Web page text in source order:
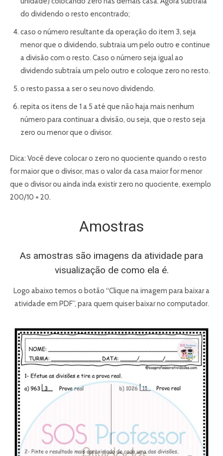
do dividendo o resto encontrado;
caso o número resultante da operação do item 3, seja
menor que o dividendo, subtraia um pelo outro e continue
a divisão com o resto. Caso o número seja igual ao
dividendo subtraía um pelo outro e coloque zero no resto.
o resto passa a ser o seu novo dividendo.
repita os itens de 1 a 5 até que não haja mais nenhum
número para continuar a divisão, ou seja, que o resto seja
zero ou menor que o divisor.
Dica: Você deve colocar o zero no quociente quando o resto
for maior que o divisor, mas o valor da casa maior for menor
que o divisor ou ainda inda existir zero no quociente, exemplo
200/10 = 20.
Amostras
As amostras são imagens da atividade para
visualização de como ela é.
Logo abaixo temos o botão “Clique na imagem para baixar a
atividade em PDF”, para quem quiser baixar no computador.